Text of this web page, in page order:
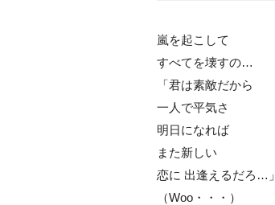
嵐を起こして
すべてを壊すの…
「君は素敵だから
一人で平気さ
明日になれば
また新しい
恋に 出逢えるだろ…」
（Woo・・・）